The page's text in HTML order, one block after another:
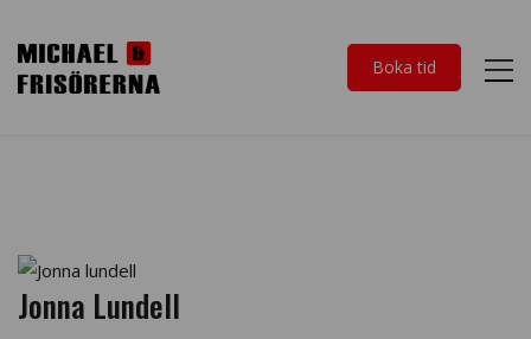
Boka tid
Jonna Lundell